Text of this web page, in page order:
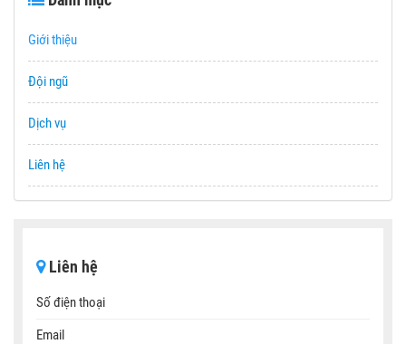
Giới thiệu
Đội ngũ
Dịch vụ
Liên hệ
Liên hệ
Số điện thoại
Email